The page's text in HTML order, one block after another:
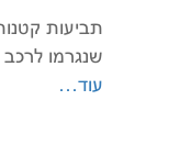
תביעות
שנגרמו
עוד…